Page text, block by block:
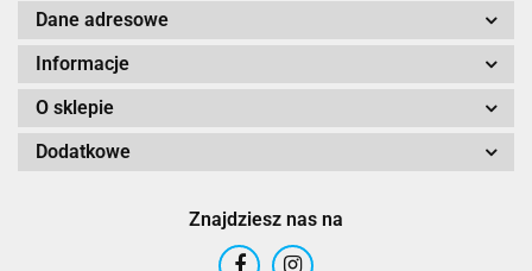
Dane adresowe
Informacje
O sklepie
Dodatkowe
Znajdziesz nas na